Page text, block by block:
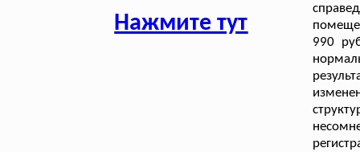
Нажмите тут
990